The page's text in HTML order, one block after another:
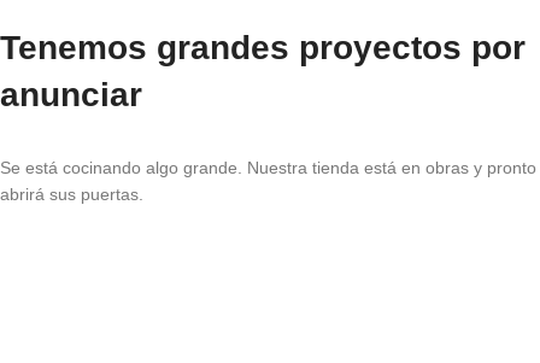
Tenemos grandes proyectos por
anunciar
Se está cocinando algo grande. Nuestra tienda está en obras y pronto
abrirá sus puertas.